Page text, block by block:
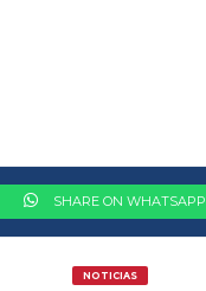
SHARE ON WHATSAPP
NOTICIAS